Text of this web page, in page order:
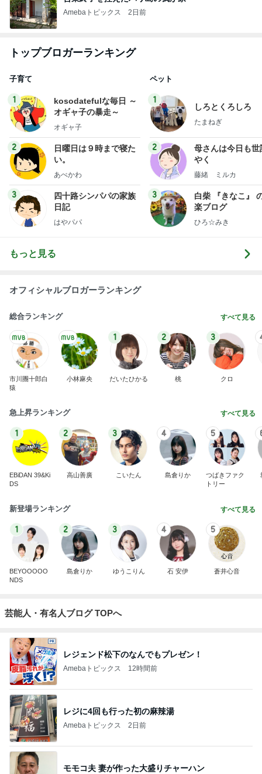
Amebaトピックス 2日前
トップブロガーランキング
子育て
1
kosodatefulな毎日 ～
オギャ子の暴走～
オギャ子
2
日曜日は９時まで寝た
い。
あべかわ
3
四十路シンパパの家族
日記
はやパパ
ペット
1
しろとくろしろ
たまねぎ
2
母さんは今日も世
やく
藤緒 ミルカ
3
白柴 『きなこ』
楽ブログ
ひろ☆みき
もっと見る
オフィシャルブロガーランキング
総合ランキング すべて見る
市川團十郎白
猿
小林麻央
1
だいたひかる
2
桃
3
クロ
急上昇ランキング すべて見る
1
EBiDAN 39&Ki
DS
2
高山善廣
3
こいたん
4
島倉りか
5
つばきファク
トリー
新登場ランキング すべて見る
1
BEYOOOOO
NDS
2
島倉りか
3
ゆうこりん
4
石 安伊
5
蒼井心音
芸能人・有名人ブログ TOPへ
レジェンド松下のなんでもプレゼン！
Amebaトピックス 12時間前
レジに4回も行った初の麻辣湯
Amebaトピックス 2日前
モモコ夫 妻が作った大盛りチャーハン